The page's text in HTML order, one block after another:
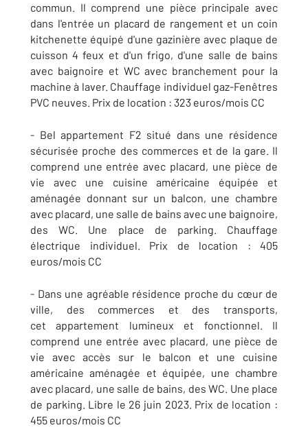
commun. Il comprend une pièce principale avec
dans l'entrée un placard de rangement et un coin
kitchenette équipé d'une gazinière avec plaque de
cuisson 4 feux et d'un frigo, d'une salle de bains
avec baignoire et WC avec branchement pour la
machine à laver. Chauffage individuel gaz-Fenêtres
PVC neuves. Prix de location : 323 euros/mois CC
- Bel appartement F2 situé dans une résidence
sécurisée proche des commerces et de la gare. Il
comprend une entrée avec placard, une pièce de
vie avec une cuisine américaine équipée et
aménagée donnant sur un balcon, une chambre
avec placard, une salle de bains avec une baignoire,
des WC. Une place de parking. Chauffage
électrique individuel. Prix de location : 405
euros/mois CC
- Dans une agréable résidence proche du cœur de
ville, des commerces et des transports,
cet appartement lumineux et fonctionnel. Il
comprend une entrée avec placard, une pièce de
vie avec accès sur le balcon et une cuisine
américaine aménagée et équipée, une chambre
avec placard, une salle de bains, des WC. Une place
de parking. Libre le 26 juin 2023. Prix de location :
455 euros/mois CC